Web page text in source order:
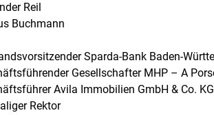
Reil
Buchmann
Sparda-Bank Baden-
Gesellschafter MHP – A
Avila Immobilien GmbH & Co. KG
Rektor